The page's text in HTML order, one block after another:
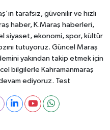
tarafsız, güvenilir ve hızlı
haber, K.Maraş haberleri,
siyaset, ekonomi, spor, kültür
tutuyoruz. Güncel Maraş
yakından takip etmek için
bilgilerle Kahramanmaraş
ediyoruz. Test